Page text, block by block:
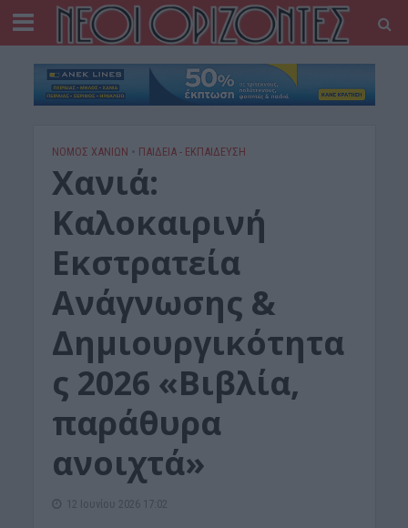
ΝΟΜΌΣ ΧΑΝΊΩΝ • ΠΑΙΔΕΙΑ - ΕΚΠΑΙΔΕΥΣΗ
Xανιά:
Καλοκαιρινή
Εκστρατεία
Ανάγνωσης &
Δημιουργικότητα
ς 2026 «Βιβλία,
παράθυρα
ανοιχτά»
12 Ιουνίου 2026 17:02